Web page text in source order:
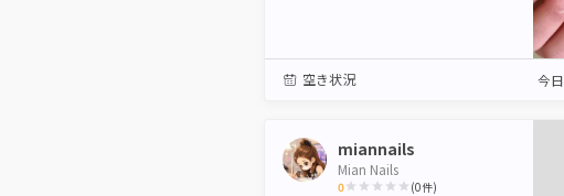
空き状況 今日
miannails
Mian Nails
0 (0件)